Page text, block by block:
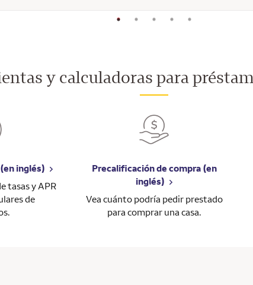
y calculadoras para
inglés)
tasas y APR
de
Precalificación de compra (en
inglés)
Vea cuánto podría pedir prestado
para comprar una casa.